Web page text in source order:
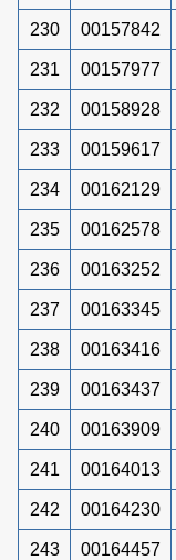
230 00157842
231 00157977
232 00158928
233 00159617
234 00162129
235 00162578
236 00163252
237 00163345
238 00163416
239 00163437
240 00163909
241 00164013
242 00164230
243 00164457